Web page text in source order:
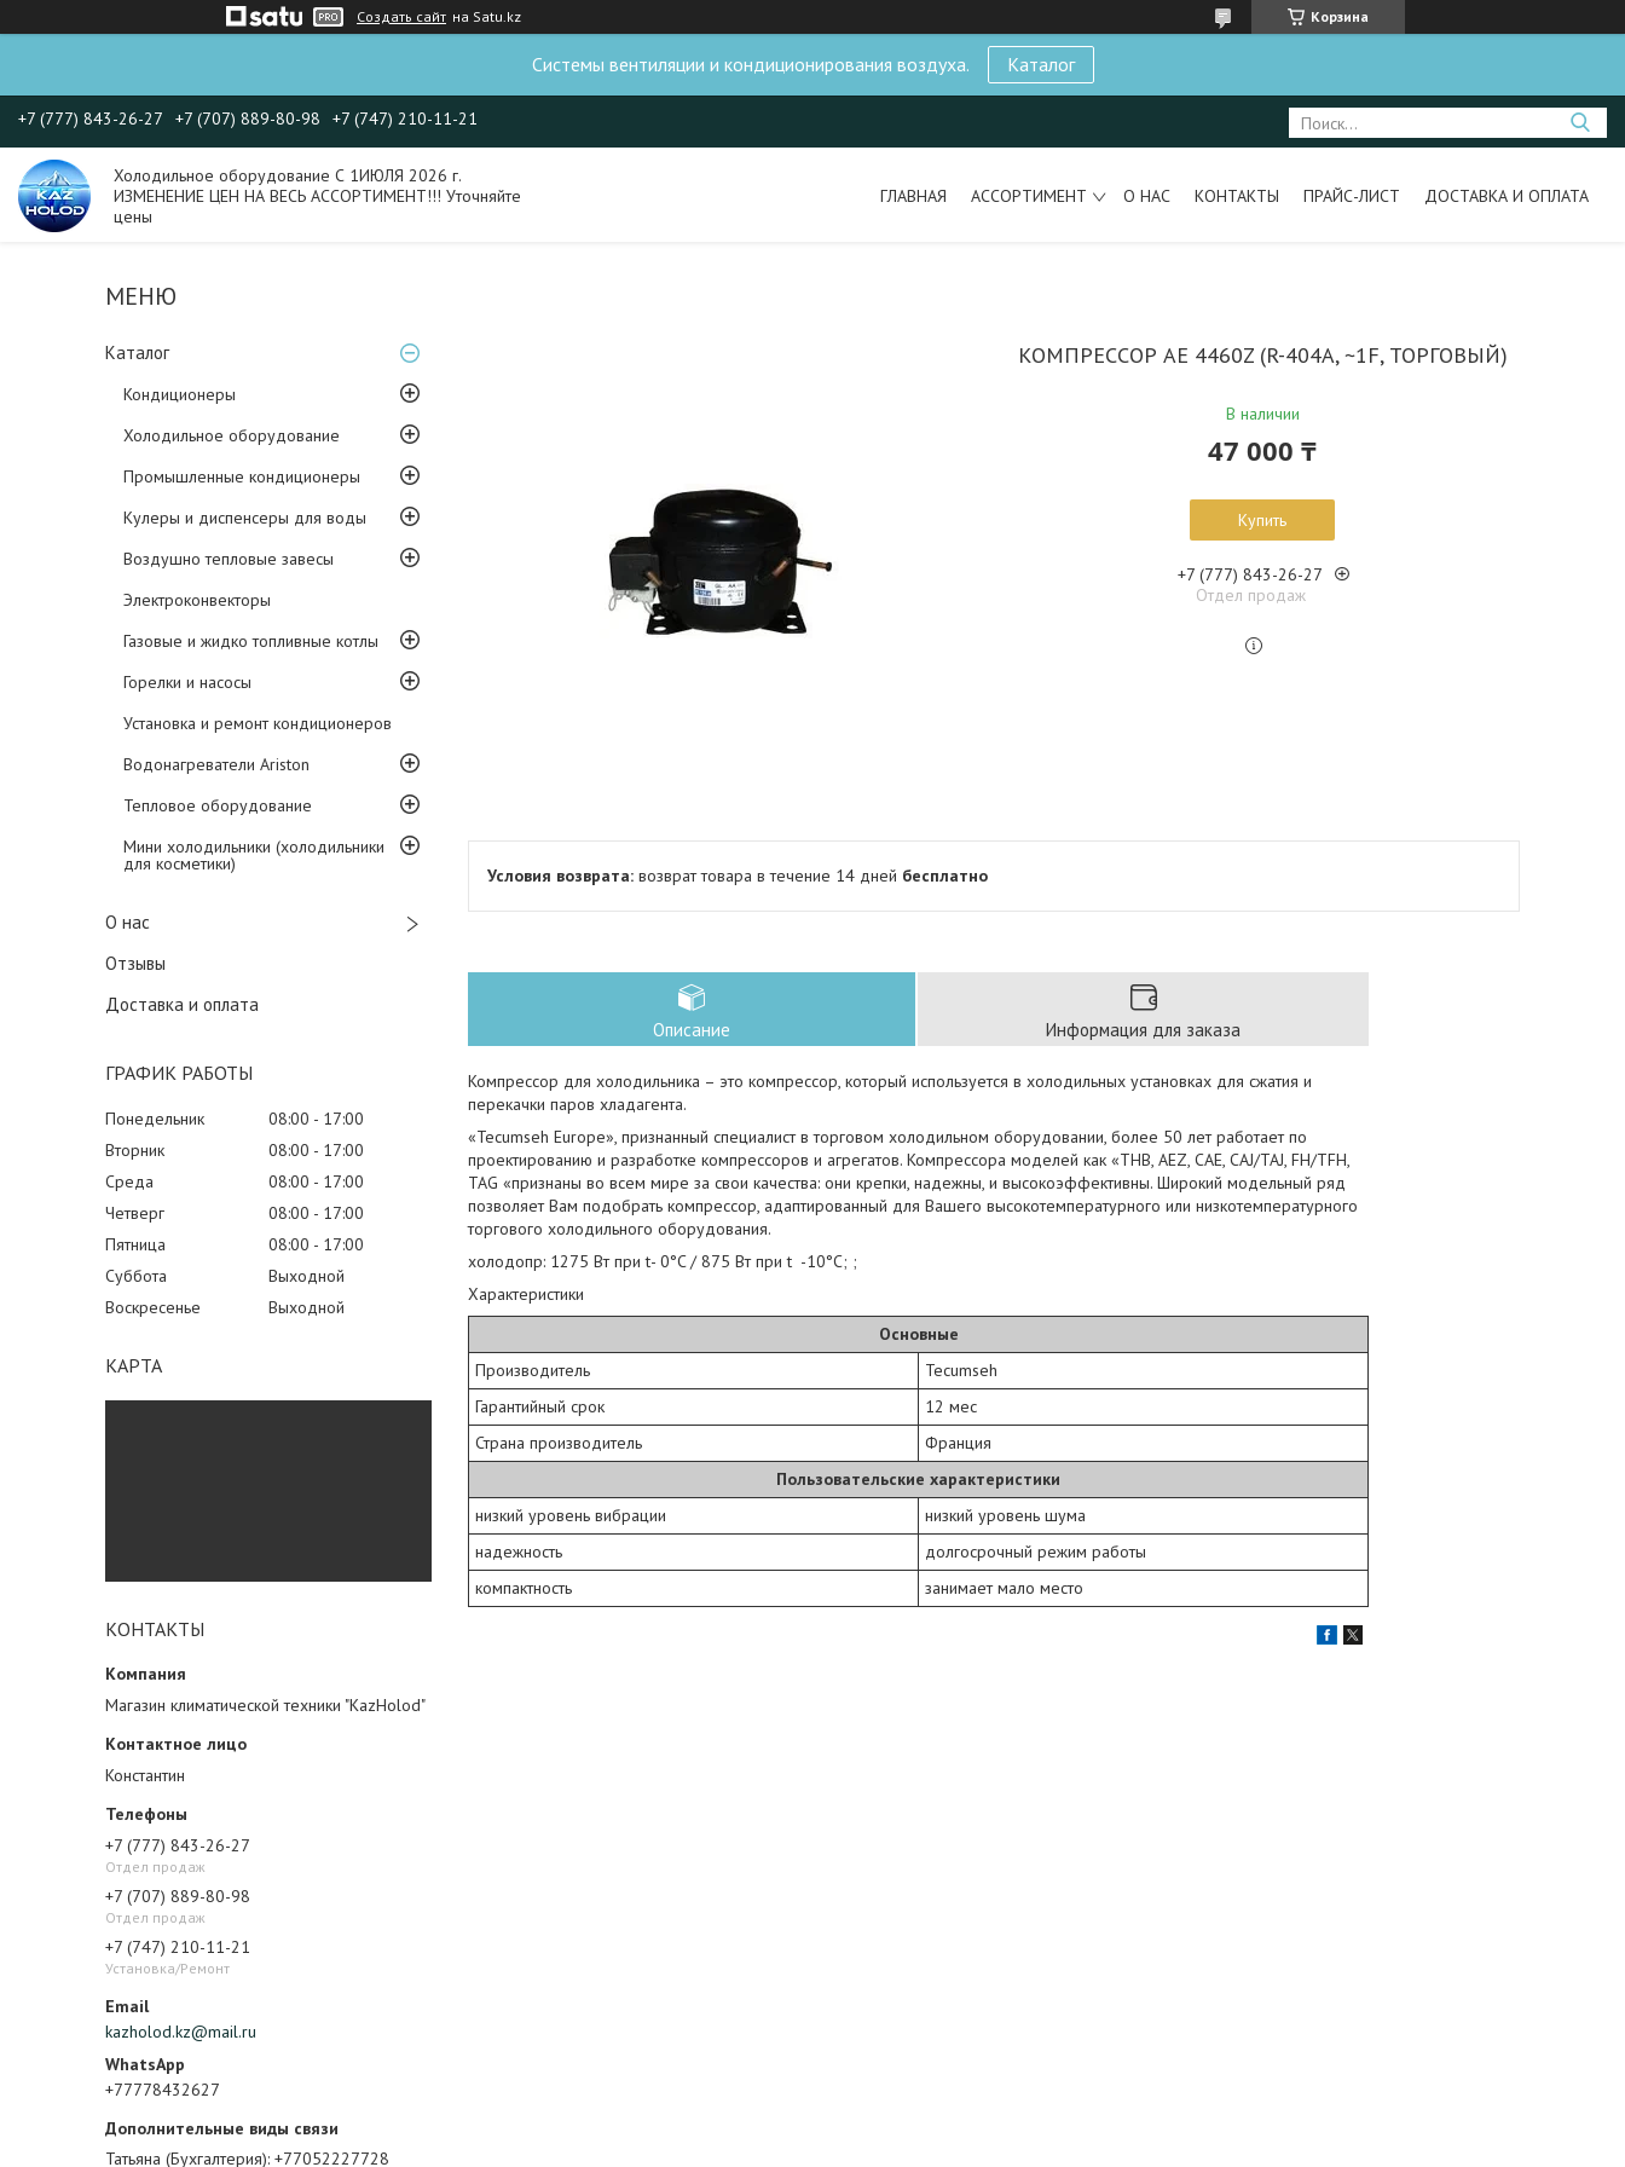
Создать сайт на Satu.kz Корзина
Системы вентиляции и кондиционирования воздуха. Каталог
+7 (777) 843-26-27 +7 (707) 889-80-98 +7 (747) 210-11-21
Холодильное оборудование С 1ИЮЛЯ 2026 г.
ИЗМЕНЕНИЕ ЦЕН НА ВЕСЬ АССОРТИМЕНТ!!! Уточняйте
цены
ГЛАВНАЯ АССОРТИМЕНТ О НАС КОНТАКТЫ ПРАЙС-ЛИСТ ДОСТАВКА И ОПЛАТА
Каталог
Кондиционеры
Холодильное оборудование
Промышленные кондиционеры
Кулеры и диспенсеры для воды
Воздушно тепловые завесы
Электроконвекторы
Газовые и жидко топливные котлы
Горелки и насосы
Установка и ремонт кондиционеров
Водонагреватели Ariston
Тепловое оборудование
Мини холодильники (холодильники
для косметики)
О нас
Отзывы
Доставка и оплата
ГРАФИК РАБОТЫ
Понедельник 08:00
17:00
Вторник
08:00
17:00
Среда
08:00
17:00
Четверг
08:00
17:00
Пятница
08:00
17:00
Суббота
Выходной
Воскресенье
Выходной
КАРТА
КОНТАКТЫ
Магазин климатической техники "KazHolod"
Константин
+7 (777) 843-26-27
Отдел продаж
+7 (707) 889-80-98
Отдел продаж
+7 (747) 210-11-21
Установка/Ремонт
kazholod.kz@mail.ru
+77778432627
Татьяна (Бухгалтерия) +77052227728
КОМПРЕССОР AЕ 4460Z (R-404A, ~1F, ТОРГОВЫЙ)
В наличии
47 000 ₸
Купить
+7 (777) 843-26-27
Отдел продаж
возврат товара в течение 14 дней бесплатно
Описание Информация для заказа
Компрессор для холодильника – это компрессор, который используется в холодильных установках для сжатия и
перекачки паров хладагента.
«Tecumseh Europe», признанный специалист в торговом холодильном оборудовании, более 50 лет работает по
проектированию и разработке компрессоров и агрегатов. Компрессора моделей как «THB, AEZ, CAE, CAJ/TAJ, FH/TFH,
TAG «признаны во всем мире за свои качества: они крепки, надежны, и высокоэффективны. Широкий модельный ряд
позволяет Вам подобрать компрессор, адаптированный для Вашего высокотемпературного или низкотемпературного
торгового холодильного оборудования.
холодопр: 1275 Вт при t- 0°C / 875 Вт при t -10°C; ;
Характеристики
Основные
Производитель
Tecumseh
Гарантийный срок
12 мес
Страна производитель
Франция
Пользовательские характеристики
низкий уровень вибрации
низкий уровень шума
надежность
долгосрочный режим работы
компактность
занимает мало место